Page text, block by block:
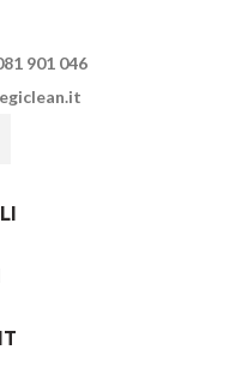
901 046